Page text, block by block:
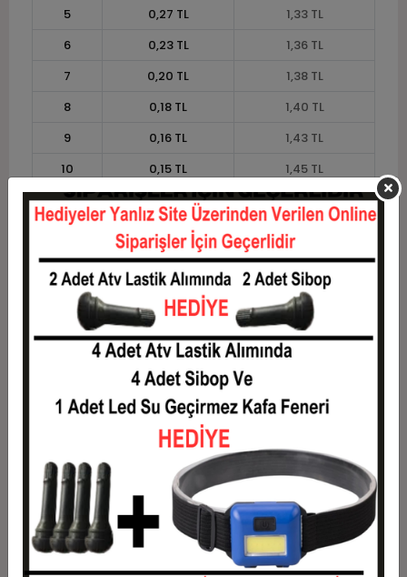
5
0,27 TL
1,33 TL
6
0,23 TL
1,36 TL
7
0,20 TL
1,38 TL
8
0,18 TL
1,40 TL
9
0,16 TL
1,43 TL
10
0,15 TL
1,45 TL
11
0,13 TL
1,46 TL
12
0,12 TL 1,49 TL
Taksit Taksit Tutarı
Toplam Tutar
1,20 TL
1,20 TL
0,60 TL
3
0,43 TL
1,28 TL
0,33 TL
5
0,27 TL
1,33 TL
6
0,23 TL
1,36 TL
7
0,20 TL
1,38 TL
8
0,18 TL
1,40 TL